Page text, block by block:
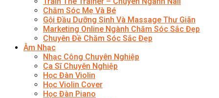
Chăm Sóc Mẹ Và Bé
Gội Đầu Dưỡng Sinh Và Massage Thư Giãn
Marketing Online Ngành Chăm Sóc Sắc Đẹp
Chuyên Đề Chăm Sóc Sắc Đẹp
Âm Nhạc
Nhạc Công Chuyên Nghiệp
Ca Sĩ Chuyên Nghiệp
Học Đàn Violin
Học Violin Cover
Học Đàn Piano